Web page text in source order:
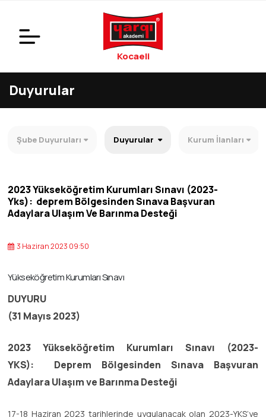
Kocaeli
Duyurular
Şube Duyuruları Duyurular Kurum İlanları
2023 Yükseköğretim Kurumları Sınavı (2023-
Yks): deprem Bölgesinden Sınava Başvuran
Adaylara Ulaşım Ve Barınma Desteği
3 Haziran 2023 09:50
Yükseköğretim Kurumları Sınavı
DUYURU
(31 Mayıs 2023)
2023 Yükseköğretim Kurumları Sınavı (2023-
YKS): Deprem Bölgesinden Sınava Başvuran
Adaylara Ulaşım ve Barınma Desteği
17-18 Haziran 2023 tarihlerinde uygulanacak olan 2023-YKS’ye